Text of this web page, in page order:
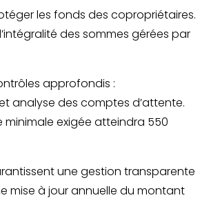
les fonds des copropriétaires.
des sommes gérées par
approfondis :
analyse des comptes d’attente.
exigée atteindra 550
une gestion transparente
mise à jour annuelle du montant